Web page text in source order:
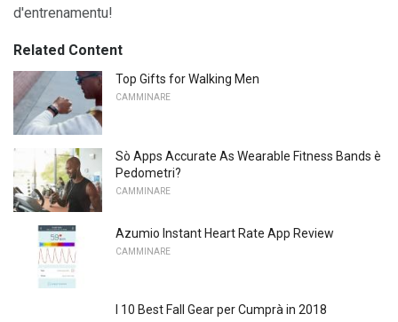
d'entrenamentu!
Related Content
Top Gifts for Walking Men
CAMMINARE
Sò Apps Accurate As Wearable Fitness Bands è
Pedometri?
CAMMINARE
Azumio Instant Heart Rate App Review
CAMMINARE
I 10 Best Fall Gear per Cumprà in 2018